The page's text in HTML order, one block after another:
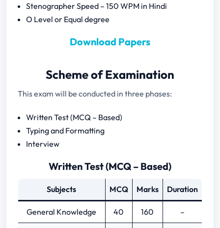
Stenographer Speed – 150 WPM in Hindi
O Level or Equal degree
Download Papers
Scheme of Examination
This exam will be conducted in three phases:
Written Test (MCQ – Based)
Typing and Formatting
Interview
Written Test (MCQ – Based)
Subjects MCQ Marks Duration
General Knowledge 40 160 –